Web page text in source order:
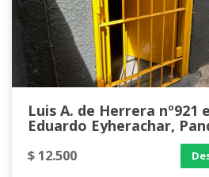
Luis A. de Herrera nº921
Eduardo Eyherachar,
$ 12.500